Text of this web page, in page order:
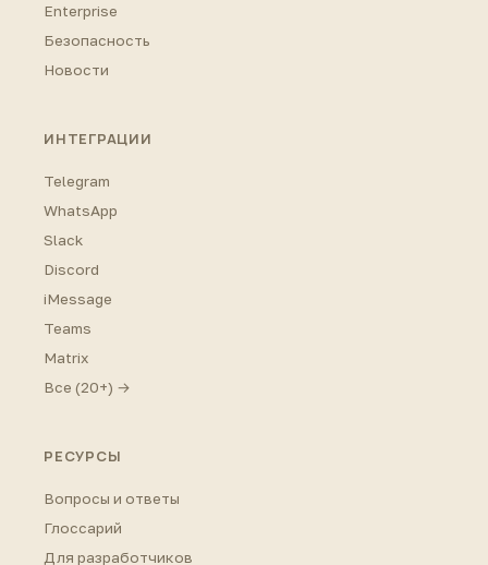
Enterprise
Безопасность
Новости
ИНТЕГРАЦИИ
Telegram
WhatsApp
Slack
Discord
iMessage
Teams
Matrix
Все (20+) →
РЕСУРСЫ
Вопросы и ответы
Глоссарий
Для разработчиков